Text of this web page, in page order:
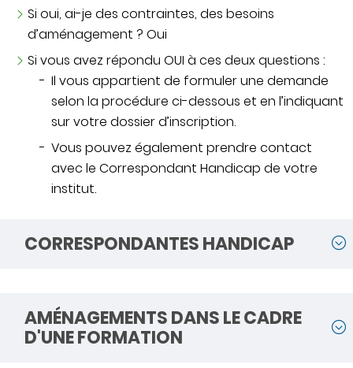
Si oui, ai-je des contraintes, des besoins
d’aménagement ? Oui
Si vous avez répondu OUI à ces deux questions :
Il vous appartient de formuler une demande
selon la procédure ci-dessous et en l’indiquant
sur votre dossier d’inscription.
Vous pouvez également prendre contact
avec le Correspondant Handicap de votre
institut.
CORRESPONDANTES HANDICAP
AMÉNAGEMENTS DANS LE CADRE
D'UNE FORMATION